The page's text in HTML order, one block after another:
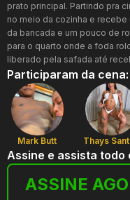
prato principal. Partindo pra
no meio da cozinha e
da bancada e um pouco de
para o quarto onde a foda
liberado pela safada até
Participaram da cena:
Mark Butt Thays
Assine e assista
ASSINE